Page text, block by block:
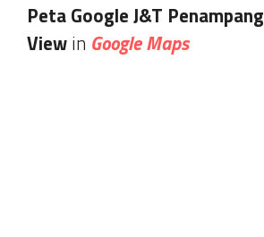
Peta Google J&T Penampang
Viewin Google Maps